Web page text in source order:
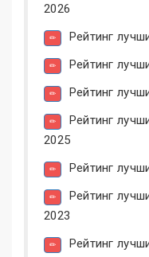
2026
Рейтинг
Рейтинг
Рейтинг
Рейтинг
2025
Рейтинг
Рейтинг
2023
Рейтинг